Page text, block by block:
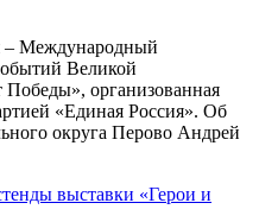
– Международный
Великой
организованная
«Единая Россия». Об
округа Перово Андрей